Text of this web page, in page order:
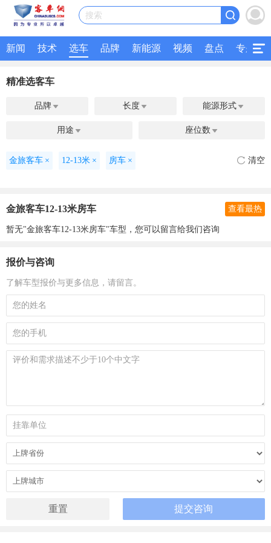
搜索
新闻 技术 选车 品牌 新能源 视频 盘点 专题
精准选客车
品牌  长度  能源形式 
用途  座位数 
金旅客车 × 12-13米 × 房车 × 清空
金旅客车12-13米房车 查看最热
暂无"金旅客车12-13米房车"车型，您可以留言给我们咨询
报价与咨询
了解车型报价与更多信息，请留言。